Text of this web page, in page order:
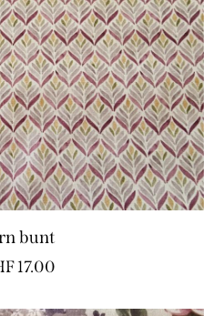
bunt
17.00